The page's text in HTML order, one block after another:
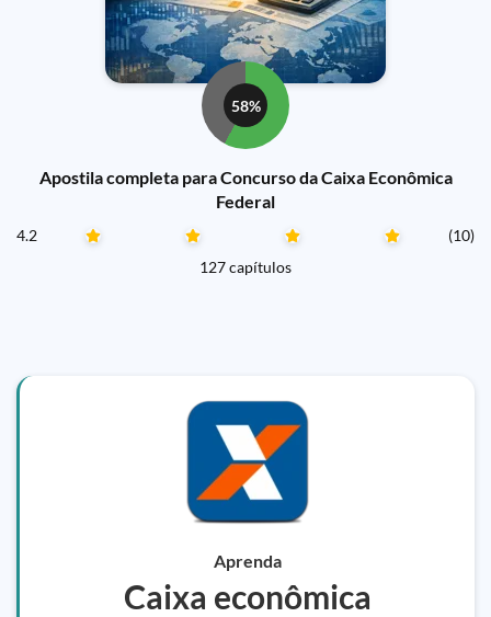
58%
Apostila completa para Concurso da Caixa Econômica
Federal
4.2
(10)
127 capítulos
Aprenda
Caixa econômica